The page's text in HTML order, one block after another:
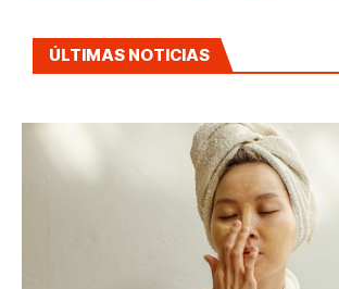
ÚLTIMAS NOTICIAS